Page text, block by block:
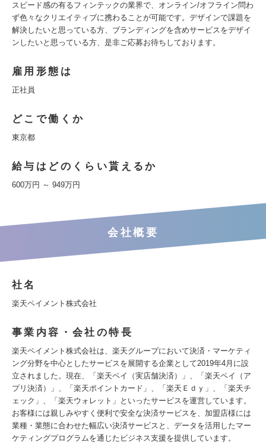
スピード感の有るフィンテックの業界で、オンライン/オフライン問わ
ず色々なクリエイティブに携わることが可能です。デザインで課題を
解決したいと思っている方、ブランディングを含めサービスをデザイ
ンしたいと思っている方、是非ご応募お待ちしております。
雇用形態は
正社員
どこで働くか
東京都
給与はどのくらい貰えるか
600万円 ～ 949万円
会社概要
社名
楽天ペイメント株式会社
事業内容・会社の特長
楽天ペイメント株式会社は、楽天グループにおいて決済・マーケティ
ング分野を中心としたサービスを展開する企業として2019年4月に設
立されました。現在、「楽天ペイ（実店舗決済）」、「楽天ペイ（ア
プリ決済）」、「楽天ポイントカード」、「楽天Ｅｄｙ」、「楽天チ
ェック」、「楽天ウォレット」といったサービスを運営しています。
お客様には親しみやすく便利で安全な決済サービスを、加盟店様には
業種・業態に合わせた幅広い決済サービスと、データを活用したマー
ケティングプログラムを通じたビジネス支援を提供しています。